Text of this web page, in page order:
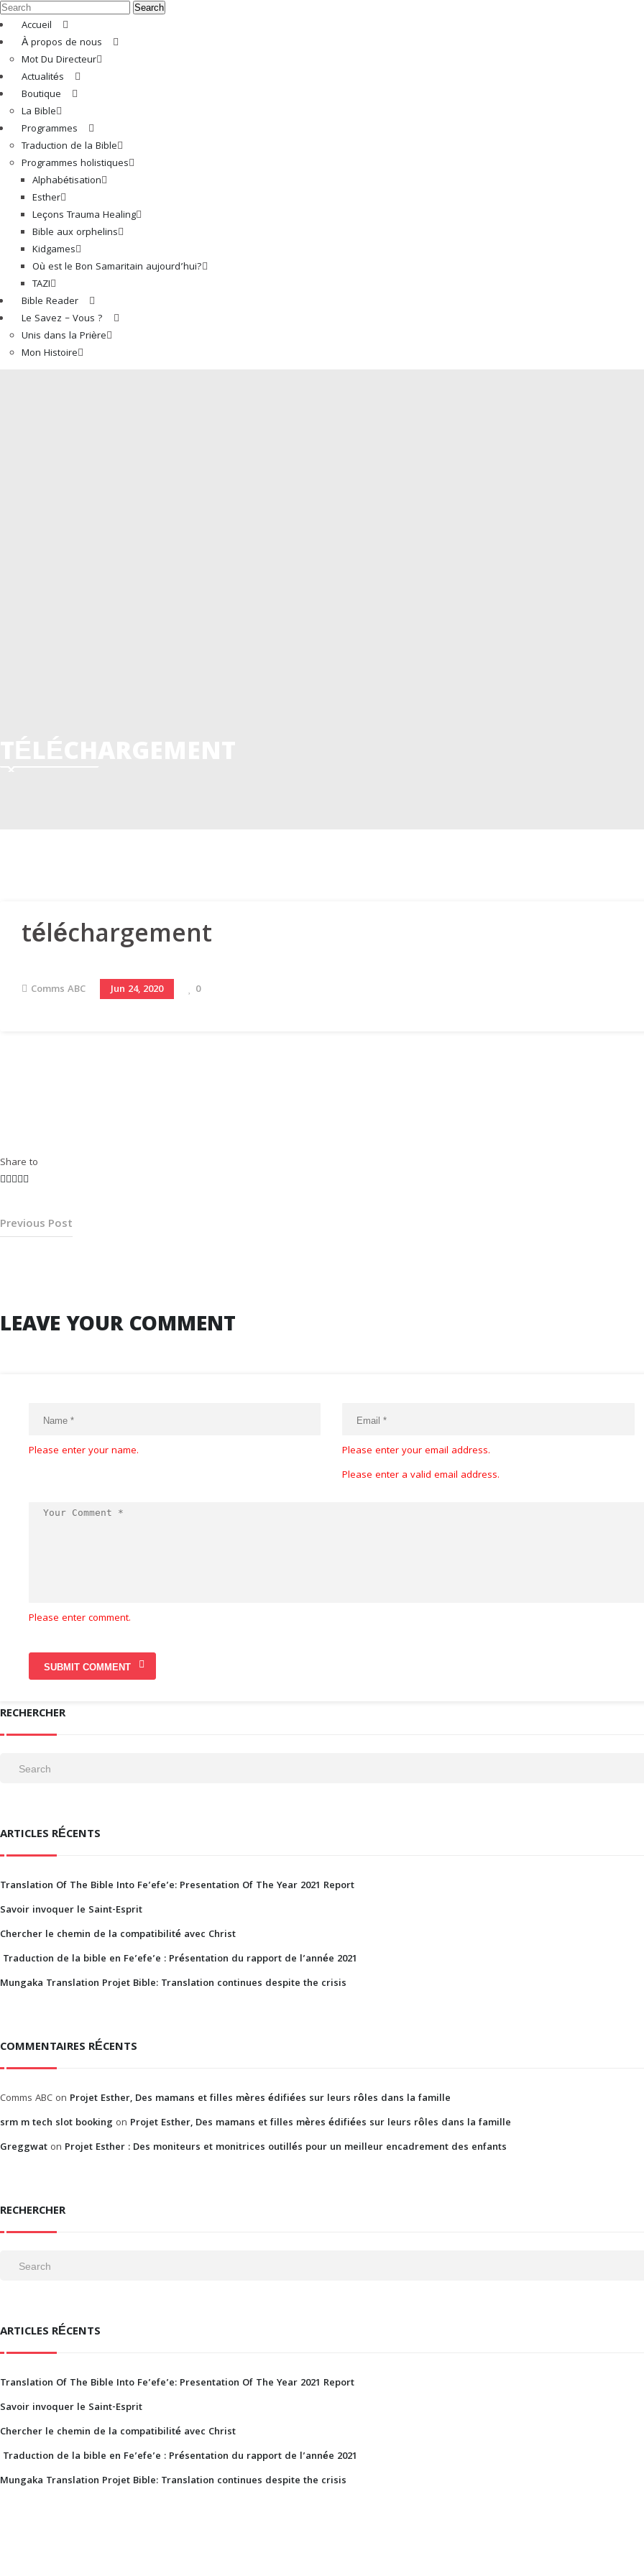
Search
Accueil
À propos de nous
Mot Du Directeur
Actualités
Boutique
La Bible
Programmes
Traduction de la Bible
Programmes holistiques
Alphabétisation
Esther
Leçons Trauma Healing
Bible aux orphelins
Kidgames
Où est le Bon Samaritain aujourd’hui?
TAZI
Bible Reader
Le Savez – Vous ?
Unis dans la Prière
Mon Histoire
téléchargement
Comms ABC Jun 24, 2020 0
Share to
Previous Post
LEAVE YOUR COMMENT
Please enter your name.
Please enter your email address.
Please enter a valid email address.
Please enter comment.
RECHERCHER
ARTICLES RÉCENTS
Translation Of The Bible Into Fe’efe’e: Presentation Of The Year 2021 Report
Savoir invoquer le Saint-Esprit
Chercher le chemin de la compatibilité avec Christ
Traduction de la bible en Fe’efe’e : Présentation du rapport de l’année 2021
Mungaka Translation Projet Bible: Translation continues despite the crisis
COMMENTAIRES RÉCENTS
Comms ABC on Projet Esther, Des mamans et filles mères édifiées sur leurs rôles dans la famille
srm m tech slot booking on Projet Esther, Des mamans et filles mères édifiées sur leurs rôles dans la famille
Greggwat on Projet Esther : Des moniteurs et monitrices outillés pour un meilleur encadrement des enfants
RECHERCHER
ARTICLES RÉCENTS
Translation Of The Bible Into Fe’efe’e: Presentation Of The Year 2021 Report
Savoir invoquer le Saint-Esprit
Chercher le chemin de la compatibilité avec Christ
Traduction de la bible en Fe’efe’e : Présentation du rapport de l’année 2021
Mungaka Translation Projet Bible: Translation continues despite the crisis